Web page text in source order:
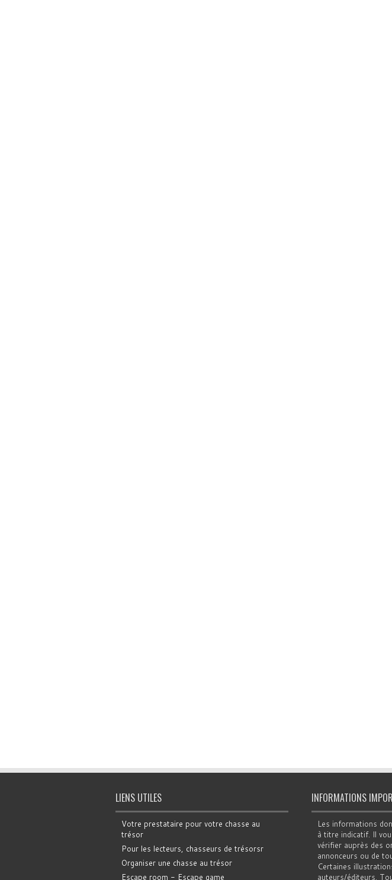
LIENS UTILES
Votre prestataire pour votre chasse au
trésor
Pour les lecteurs, chasseurs de trésorsr
Organiser une chasse au trésor
Escape room - Escape game
INFORMATIONS
Les informations
à titre indicatif. Il
vérifier auprès des
annonceurs ou de
Certaines
auteurs/éditeurs.